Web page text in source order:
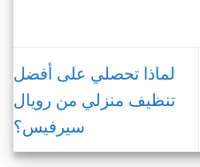
لماذا تحصلي على أفضل
تنظيف منزلي من رويال
سيرفيس؟